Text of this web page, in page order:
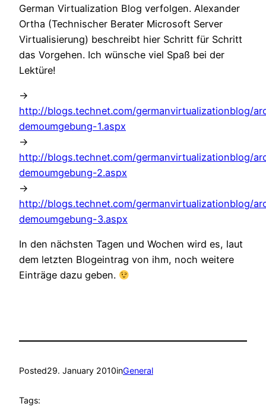
German Virtualization Blog verfolgen. Alexander
Ortha (Technischer Berater Microsoft Server
Virtualisierung) beschreibt hier Schritt für Schritt
das Vorgehen. Ich wünsche viel Spaß bei der
Lektüre!
->
http://blogs.technet.com/germanvirtualizationblog/
demoumgebung-1.aspx
->
http://blogs.technet.com/germanvirtualizationblog/
demoumgebung-2.aspx
->
http://blogs.technet.com/germanvirtualizationblog/
demoumgebung-3.aspx
In den nächsten Tagen und Wochen wird es, laut
dem letzten Blogeintrag von ihm, noch weitere
Einträge dazu geben.
Posted29. January 2010inGeneral
Tags: